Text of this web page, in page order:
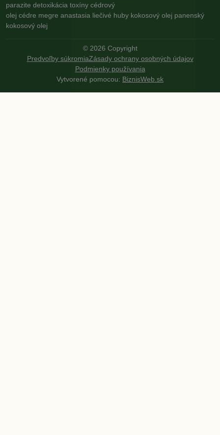
parazite detoxikácia toxíny cédrový
olej cédre megre anastasia liečivé huby kokosový olej panenský
kokosový olej
© 2026 Copyright
Predvoľby súkromiaZásady ochrany osobných údajov
Podmienky používania
Vytvorené pomocou: BiznisWeb.sk